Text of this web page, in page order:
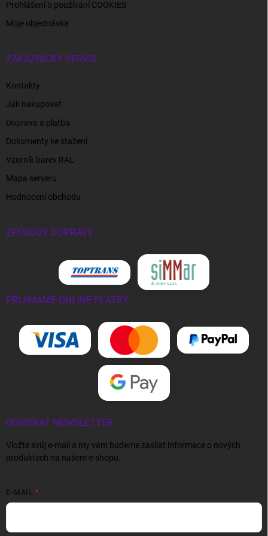
Prohlášení o používání COOKIES
Moje objednávka
ZÁKAZNICKÝ SERVIS
Kontakty
Jak nakupovat
Doprava a platba
Dokumenty ke stažení
Vzorník barev RAL
Mapa serveru
Hodnocení obchodu
ZPŮSOBY DOPRAVY
PŘIJÍMÁME ONLINE PLATBY
ODEBÍRAT NEWSLETTER
Vložte svůj e-mail a my vám budeme zasílat informace o nových
produktech na našem e-shopu.
E-MAIL